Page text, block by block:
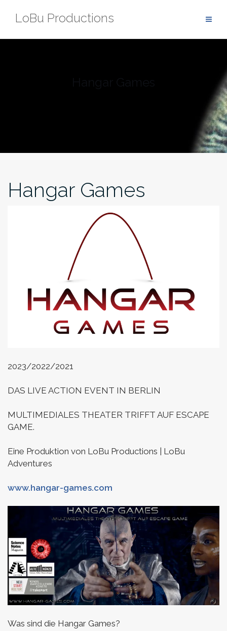
LoBu Productions
Hangar Games
2023/2022/2021
DAS LIVE ACTION EVENT IN BERLIN
MULTIMEDIALES THEATER TRIFFT AUF ESCAPE
GAME.
Eine Produktion von LoBu Productions | LoBu
Adventures
www.hangar-games.com
Was sind die Hangar Games?